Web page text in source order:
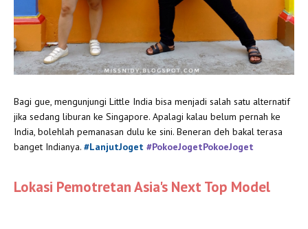
Bagi gue, mengunjungi Little India bisa menjadi salah satu alternatif
jika sedang liburan ke Singapore. Apalagi kalau belum pernah ke
India, bolehlah pemanasan dulu ke sini. Beneran deh bakal terasa
banget Indianya. #LanjutJoget #PokoeJogetPokoeJoget
Lokasi Pemotretan Asia's Next Top Model